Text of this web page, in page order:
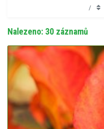
Nalezeno: 30 záznamů